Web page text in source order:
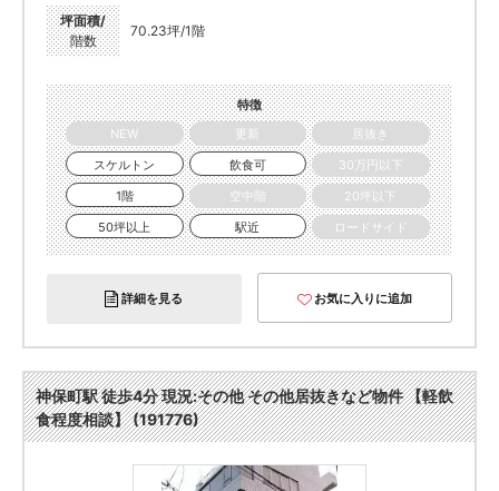
坪面積/
階数
70.23坪/1階
特徴
NEW
更新
居抜き
スケルトン
飲食可
30万円以下
1階
空中階
20坪以下
50坪以上
駅近 ロードサイド
詳細を見る お気に入りに追加
神保町駅 徒歩4分 現況:その他 その他居抜きなど物件 【軽飲
食程度相談】 (191776)